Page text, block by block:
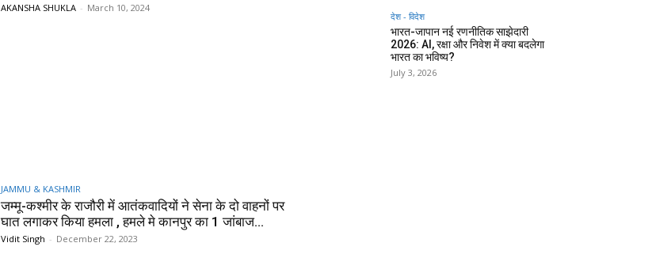
AKANSHA SHUKLA - March 10, 2024
JAMMU & KASHMIR
जम्मू-कश्मीर के राजौरी में आतंकवादियों ने सेना के दो वाहनों पर
घात लगाकर किया हमला , हमले मे कानपुर का 1 जांबाज...
Vidit Singh - December 22, 2023
देश - विदेश
भारत-जापान नई रणनीतिक साझेदारी
2026: AI, रक्षा और निवेश में क्या बदलेगा
भारत का भविष्य?
July 3, 2026